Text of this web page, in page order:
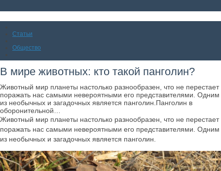
Статьи
Общество
В мире животных: кто такой панголин?
Животный мир планеты настолько разнообразен, что не перестает
поражать нас самыми невероятными его представителями. Одним
из необычных и загадочных является панголин.Панголин в
оборонительной…
Животный мир планеты настолько разнообразен, что не перестает
поражать нас самыми невероятными его представителями. Одним
из необычных и загадочных является панголин.